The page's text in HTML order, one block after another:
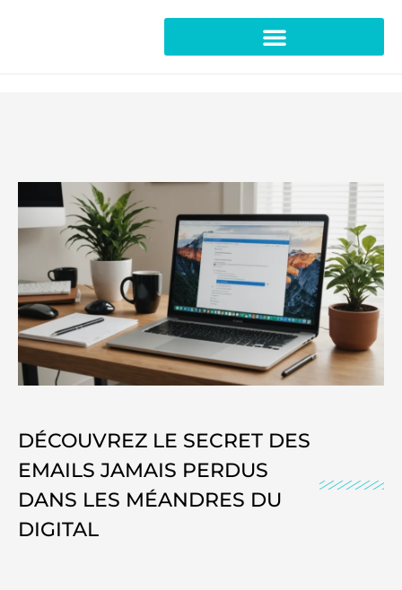
DÉCOUVREZ LE SECRET DES
EMAILS JAMAIS PERDUS
DANS LES MÉANDRES DU
DIGITAL